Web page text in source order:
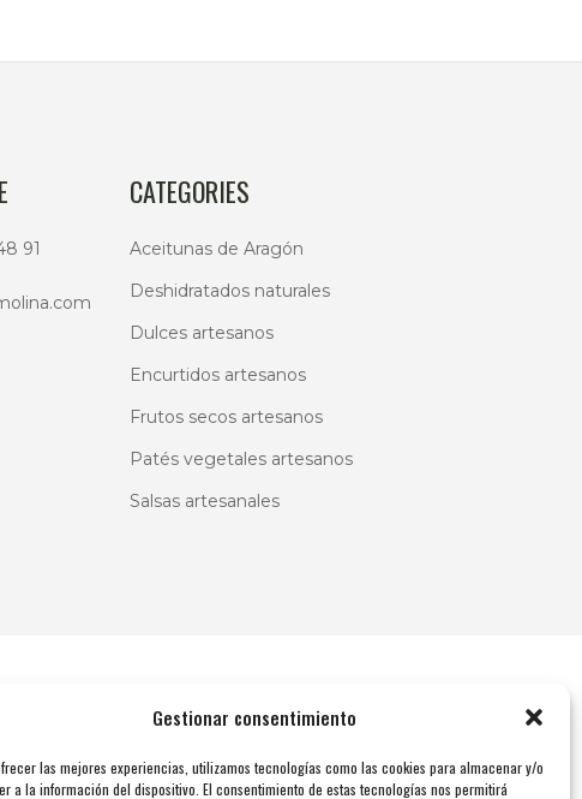
Gestionar consentimiento
las mejores experiencias, utilizamos tecnologías como las cookies para almacenar y/o
a la información del dispositivo. El consentimiento de estas tecnologías nos permitirá
la
de
5,75 €
91
CATEGORIES
Aceitunas de Aragón
Deshidratados naturales
Dulces artesanos
Encurtidos artesanos
Frutos secos artesanos
Patés vegetales artesanos
Salsas artesanales